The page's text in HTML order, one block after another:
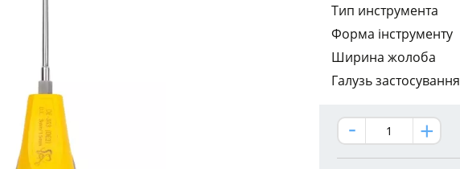
Тип инструмента
Форма інструменту
Ширина жолоба
Галузь застосування